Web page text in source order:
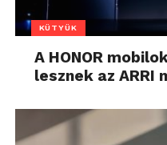
KÜTYÜK
A HONOR
lesznek az ARRI